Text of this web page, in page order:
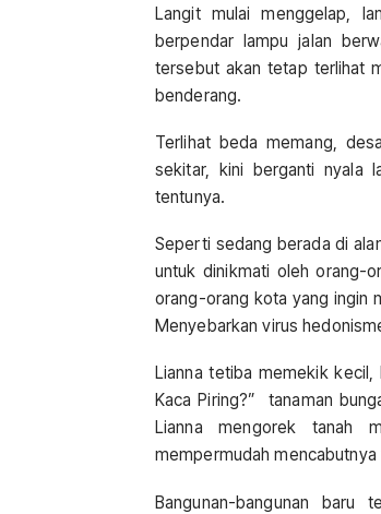
Langit mulai menggelap,
berpendar lampu jalan
tersebut akan tetap terlihat
benderang.
Terlihat beda memang,
sekitar, kini berganti nyala
tentunya.
Seperti sedang berada di
untuk dinikmati oleh orang-
orang-orang kota yang ingin
Menyebarkan virus
Lianna tetiba memekik
Kaca Piring?” tanaman
Lianna mengorek tanah
mempermudah
Bangunan-bangunan